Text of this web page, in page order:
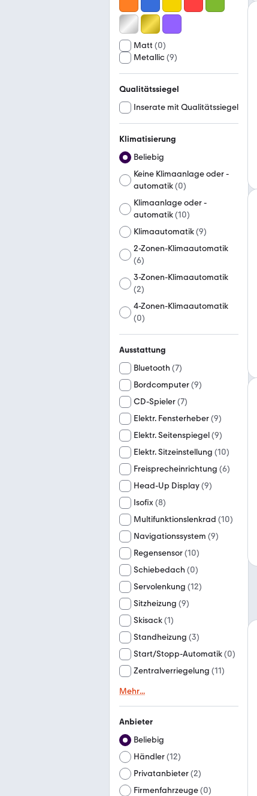
Matt (0)
Metallic(9)
Qualitätssiegel
Inserate mit Qualitätssiegel
Klimatisierung
Beliebig
Keine Klimaanlage oder -
automatik(0)
Klimaanlage oder -
automatik(10)
Klimaautomatik(9)
2-Zonen-Klimaautomatik
(6)
3-Zonen-Klimaautomatik
(2)
4-Zonen-Klimaautomatik
(0)
Ausstattung
Bluetooth (7)
Bordcomputer(9)
CD-Spieler(7)
Elektr. Fensterheber(9)
Elektr. Seitenspiegel(9)
Elektr. Sitzeinstellung (10)
Freisprecheinrichtung (6)
Head-Up Display(9)
Isofix(8)
Multifunktionslenkrad (10)
Navigationssystem (9)
Regensensor(10)
Schiebedach (0)
Servolenkung (12)
Sitzheizung (9)
Skisack(1)
Standheizung (3)
Start/Stopp-Automatik(0)
Zentralverriegelung (11)
Mehr...
Anbieter
Beliebig
Händler(12)
Privatanbieter(2)
Firmenfahrzeuge(0)